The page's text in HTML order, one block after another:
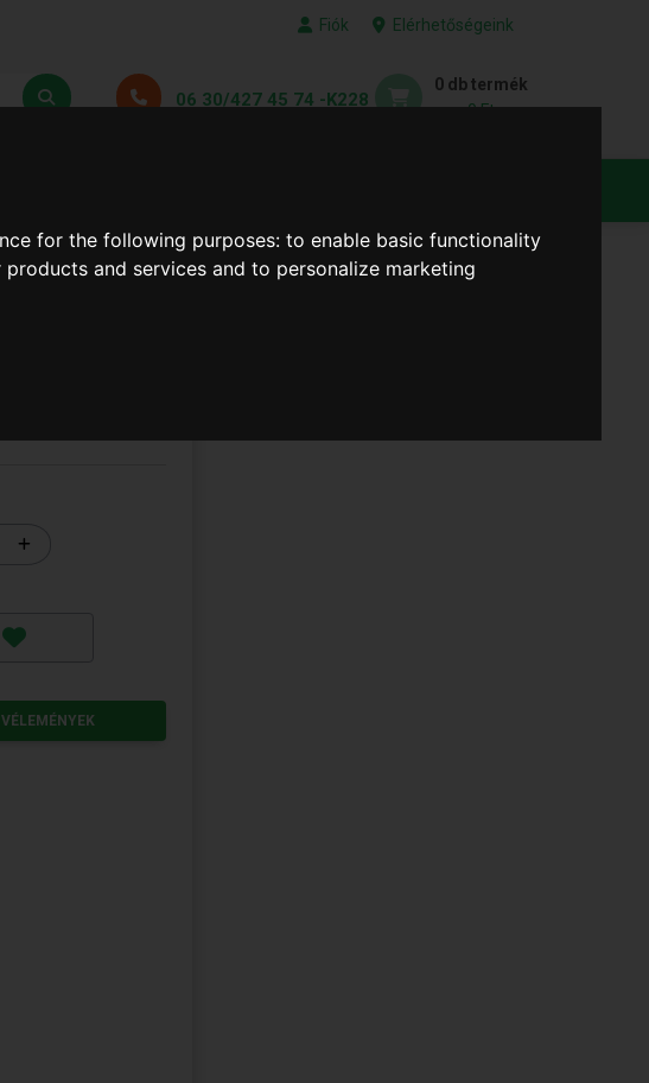
for the following purposes:to enable basic functionality
and services and to personalize marketing
Fiók Elérhetőségeink
06 30/427 45 74 -K228
0 db termék
0 Ft